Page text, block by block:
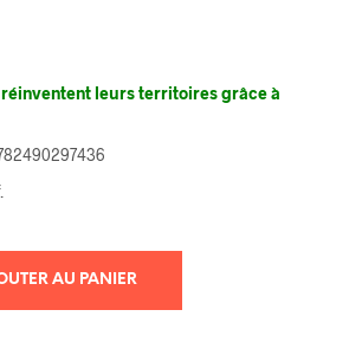
réinventent leurs territoires grâce à
AU PANIER